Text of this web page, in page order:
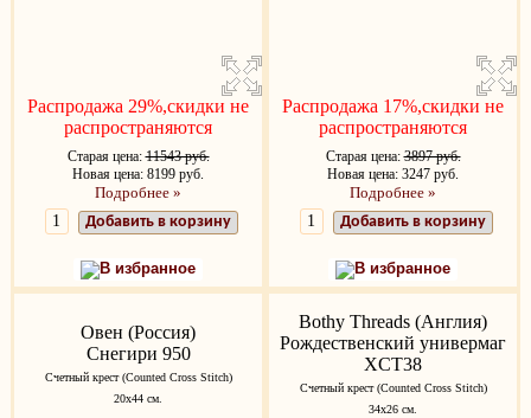
Распродажа 29%,скидки не
распространяются
Старая цена:11543 руб.
Новая цена: 8199 руб.
Подробнее »
Добавить в корзину
В избранное
Распродажа 17%,скидки не
распространяются
Старая цена:3897 руб.
Новая цена: 3247 руб.
Подробнее »
Добавить в корзину
В избранное
Овен (Россия)
Снегири 950
Счетный крест (Counted Cross Stitch)
20х44 см.
Bothy Threads (Англия)
Рождественский универмаг
XCT38
Счетный крест (Counted Cross Stitch)
34х26 см.